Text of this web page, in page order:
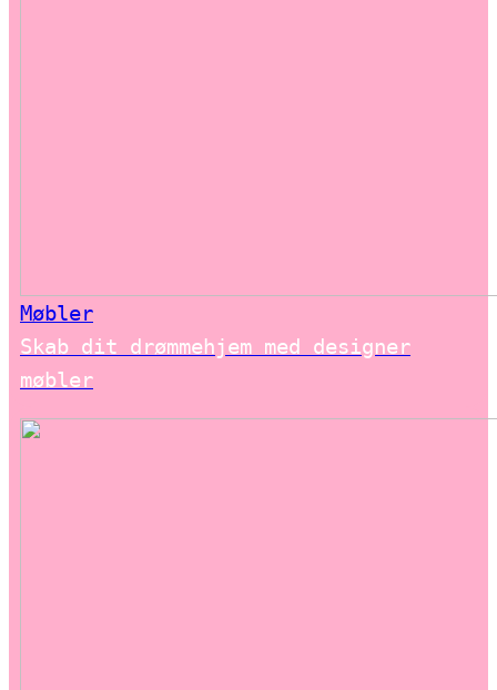
Møbler
Skab dit drømmehjem med designer
møbler